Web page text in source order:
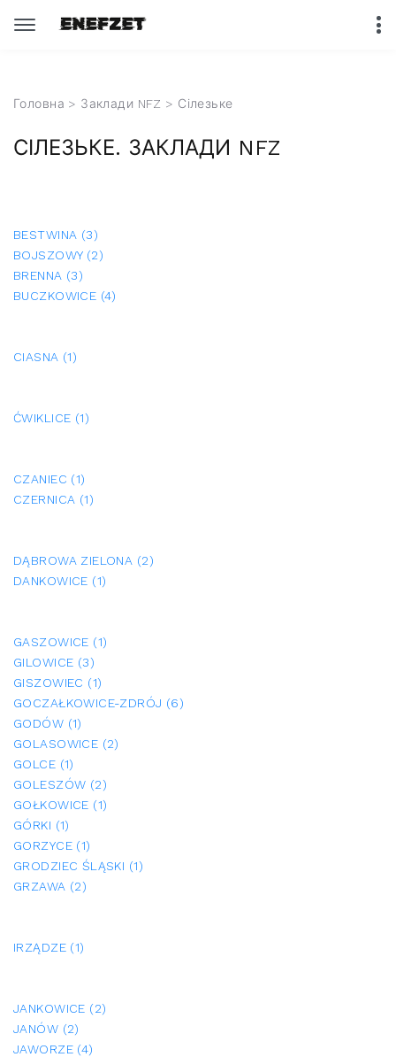
Головна > Заклади NFZ > Сілезьке
СІЛЕЗЬКЕ. ЗАКЛАДИ NFZ
BESTWINA (3)
BOJSZOWY (2)
BRENNA (3)
BUCZKOWICE (4)
CIASNA (1)
ĆWIKLICE (1)
CZANIEC (1)
CZERNICA (1)
DĄBROWA ZIELONA (2)
DANKOWICE (1)
GASZOWICE (1)
GILOWICE (3)
GISZOWIEC (1)
GOCZAŁKOWICE-ZDRÓJ (6)
GODÓW (1)
GOLASOWICE (2)
GOLCE (1)
GOLESZÓW (2)
GOŁKOWICE (1)
GÓRKI (1)
GORZYCE (1)
GRODZIEC ŚLĄSKI (1)
GRZAWA (2)
IRZĄDZE (1)
JANKOWICE (2)
JANÓW (2)
JAWORZE (4)